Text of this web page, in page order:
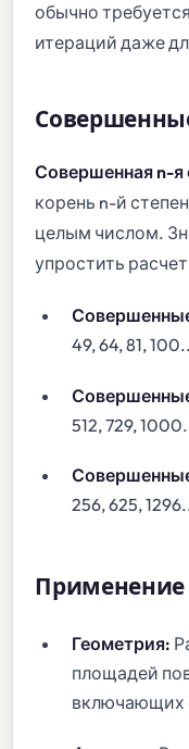
обычно
итераций даже
Совершенная n-я
корень n-й
целым числом.
упростить
49, 64, 81,
512, 729,
256, 625,
Применение
Геометрия:
площадей
включающих